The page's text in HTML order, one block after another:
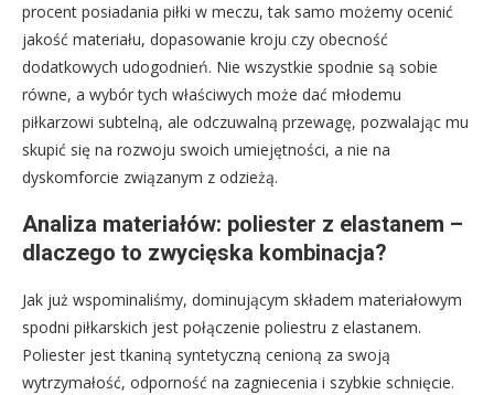
procent posiadania piłki w meczu, tak samo możemy ocenić
jakość materiału, dopasowanie kroju czy obecność
dodatkowych udogodnień. Nie wszystkie spodnie są sobie
równe, a wybór tych właściwych może dać młodemu
piłkarzowi subtelną, ale odczuwalną przewagę, pozwalając mu
skupić się na rozwoju swoich umiejętności, a nie na
dyskomforcie związanym z odzieżą.
Analiza materiałów: poliester z elastanem –
dlaczego to zwycięska kombinacja?
Jak już wspominaliśmy, dominującym składem materiałowym
spodni piłkarskich jest połączenie poliestru z elastanem.
Poliester jest tkaniną syntetyczną cenioną za swoją
wytrzymałość, odporność na zagniecenia i szybkie schnięcie.